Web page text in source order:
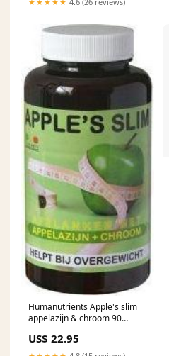
Humanutrients Apple's slim
appelazijn & chroom 90
US$ 22.95